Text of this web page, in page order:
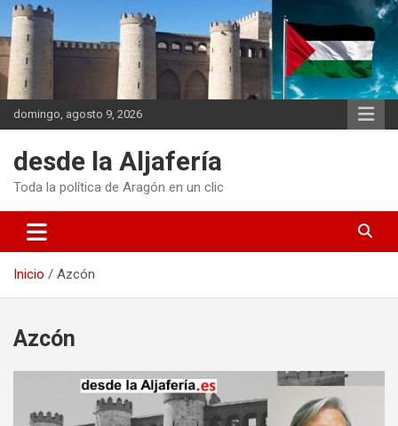
Saltar
contenido
domingo, agosto 9, 2026
desde la Aljafería
Toda la política de Aragón en un clic
Inicio Azcón
Azcón